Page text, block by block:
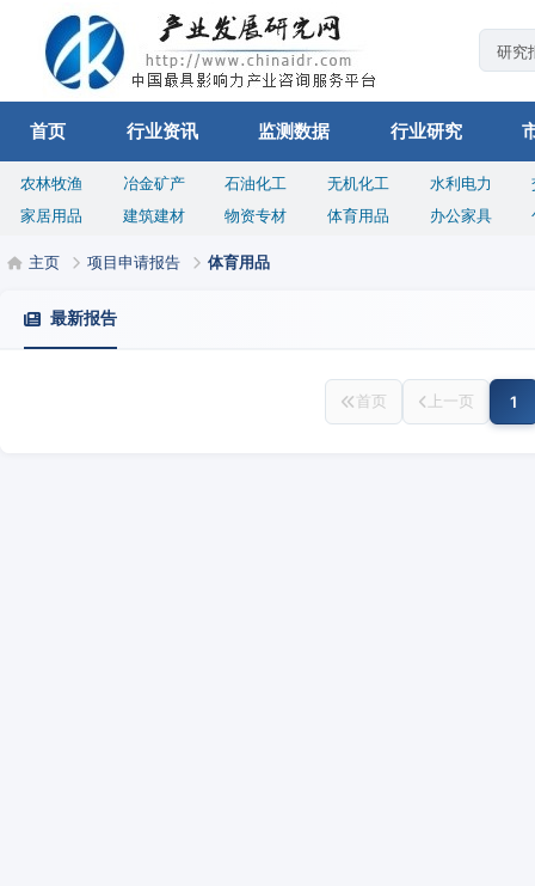
首页 行业资讯 监测数据 行业研究
农林牧渔 冶金矿产 石油化工 无机化工 水利电力
家居用品
建筑建材 物资专材 体育用品 办公家具
主页 项目申请报告 体育用品
最新报告
首页 上一页 1